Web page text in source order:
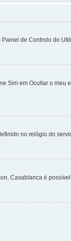
de Controlo do
em Ocultar o
no relógio do
Casablanca é